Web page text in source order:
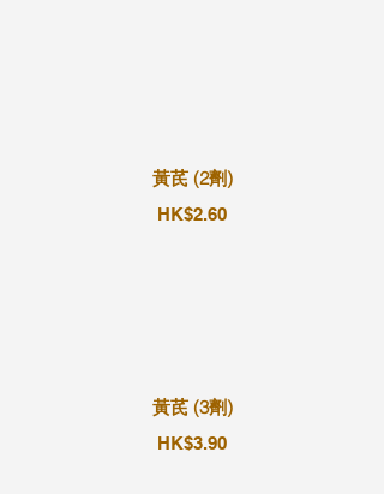
黃芪 (2劑)
HK$2.60
黃芪 (3劑)
HK$3.90